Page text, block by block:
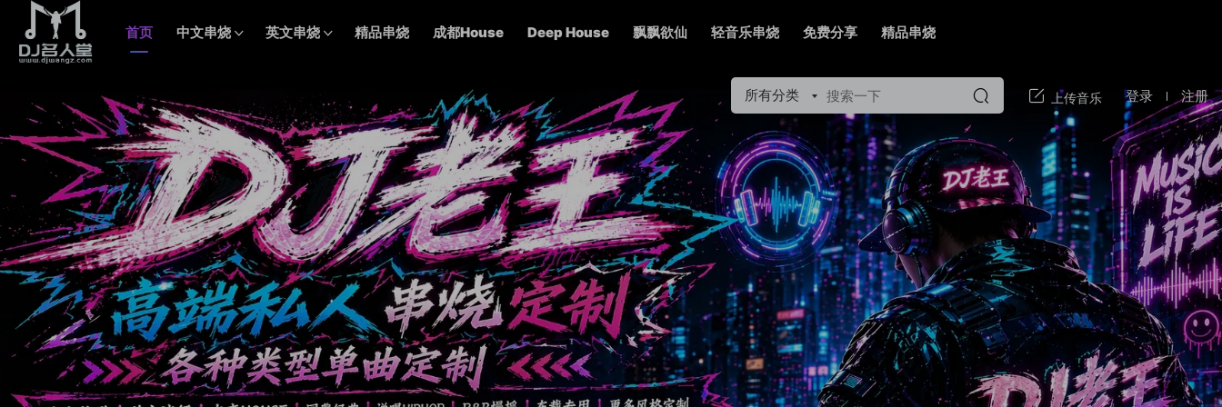
首页 中文串烧 英文串烧 精品串烧 成都House Deep House 飘飘欲仙 轻音乐串烧 免费分享 精品串烧
所有分类 登录 注册